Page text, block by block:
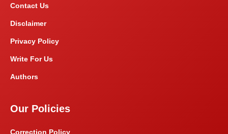
Contact Us
Disclaimer
Privacy Policy
Write For Us
Authors
Our Policies
Correction Policy